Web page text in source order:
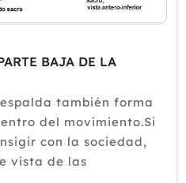
BAJA DE LA
también forma
del movimiento.Si
con la sociedad,
vista de las